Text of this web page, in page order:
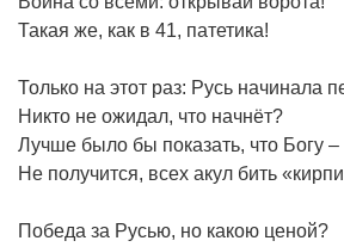
Такая же, как в 41, патетика!
Только на этот раз: Русь начинала
Никто не ожидал, что начнёт?
Лучше было бы показать, что Богу –
Не получится, всех акул бить
Победа за Русью, но какою ценой?